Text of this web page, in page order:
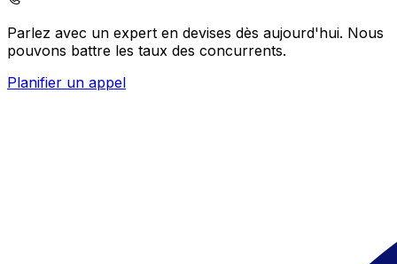
Parlez avec un expert en devises dès aujourd'hui. Nous
pouvons battre les taux des concurrents.
Planifier un appel